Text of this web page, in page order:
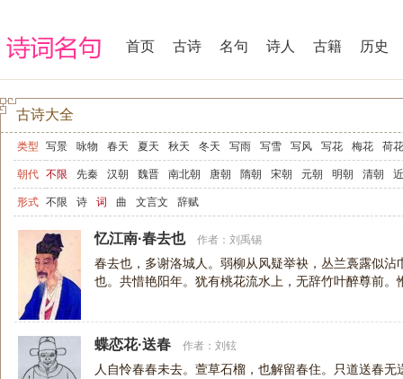
首页 古诗 名句 诗人 古籍 历史
古诗大全
类型 写景 咏物 春天 夏天 秋天 冬天 写雨 写雪 写风 写花 梅花 荷花
写山 写水 长江 黄河 儿童 写鸟 写马 田园 边塞 地名 抒情 爱国
爱情 励志 哲理 闺怨 悼亡
节日 春节
宋词精选 小学古诗 初中古诗 高中古诗 古文观止 辞赋精选 小学文
高中文言文 古诗十九首 唐诗三百首 古诗三百首 宋词三百首
朝代 不限 先秦 汉朝 魏晋 南北朝 唐朝 隋朝 宋朝 元朝 明朝 清朝
形式 不限 诗 词 曲 文言文 辞赋
忆江南·春去也 作者： 刘禹锡
春去也，多谢洛城人。弱柳从风疑举袂，丛兰裛露似沾
也。共惜艳阳年。犹有桃花流水上，无辞竹叶醉尊前。
蝶恋花·送春 作者： 刘铉
人自怜春春未去。萱草石榴，也解留春住。只道送春无